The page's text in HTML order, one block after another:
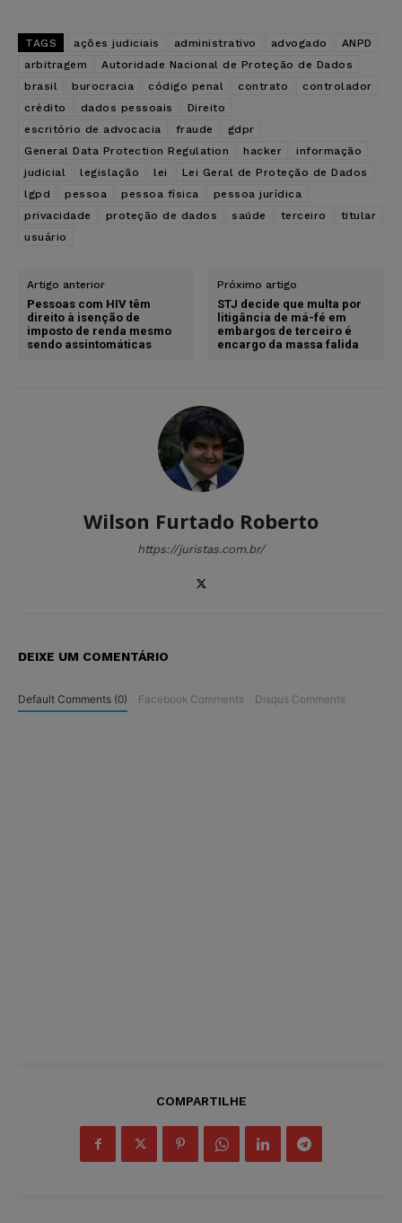
TAGS ações judiciais administrativo advogado
ANPD
arbitragem
Autoridade Nacional de Proteção de Dados
brasil
burocracia código penal contrato
controlador
crédito
dados pessoais
Direito
escritório de advocacia
fraude
gdpr
General Data Protection Regulation
hacker
informação
judicial
legislação lei
Lei Geral de Proteção de Dados
lgpd
pessoa pessoa física
pessoa jurídica
privacidade
proteção de dados saúde terceiro
titular
usuário
Artigo anterior
Pessoas com HIV têm
direito à isenção de
imposto de renda mesmo
sendo assintomáticas
Próximo artigo
STJ decide que multa por
litigância de má-fé em
embargos de terceiro é
encargo da massa falida
Wilson Furtado Roberto
https://juristas.com.br/
DEIXE UM COMENTÁRIO
Default Comments (0) Facebook Comments Disqus Comments
COMPARTILHE